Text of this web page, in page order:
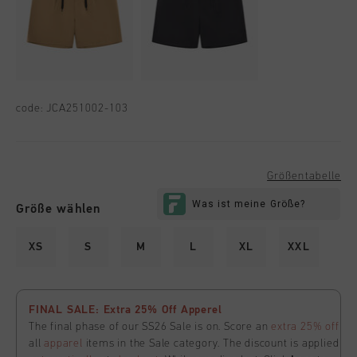
code: JCA251002-103
Größe wählen
Größentabelle
XS S M L XL XXL
FINAL SALE: Extra 25% Off Apperel
The final phase of our SS26 Sale is on. Score an extra 25% off
allapparel items in the Sale category. The discount is applied